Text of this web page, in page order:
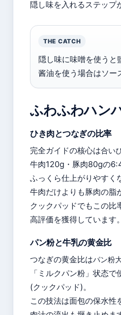
隠し味を入れるステップ
THE CATCH
隠し味に味噌を使うと
酱油を使う場合はソー
ふわふわハン
ひき肉とつなぎの比率
完全ガイドの核心は合い
牛肉120g・豚肉80gの
ふっくら仕上がりやすく
牛肉だけよりも豚肉の脂
クックパッドでもこの比
高評価を獲得しています。
パン粉と牛乳の黄金比
つなぎの黄金比はパン粉
「ミルクパン粉」状态
(クックパッド)。
この技法は面包の保水性